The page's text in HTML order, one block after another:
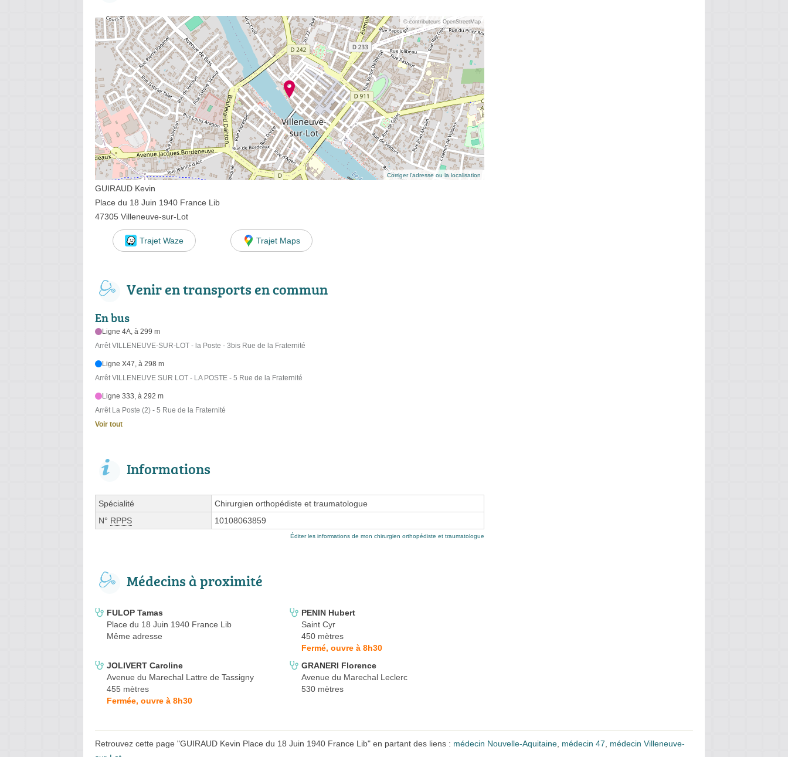
© contributeurs OpenStreetMap
Corriger l’adresse ou la localisation
GUIRAUD Kevin
Place du 18 Juin 1940 France Lib
47305 Villeneuve-sur-Lot
Trajet Waze Trajet Maps
Venir en transports en commun
En bus
Ligne 4A, à 299 m
Arrêt VILLENEUVE-SUR-LOT - la Poste - 3bis Rue de la Fraternité
Ligne X47, à 298 m
Arrêt VILLENEUVE SUR LOT - LA POSTE - 5 Rue de la Fraternité
Ligne 333, à 292 m
Arrêt La Poste (2) - 5 Rue de la Fraternité
Voir tout
Informations
Spécialité
Chirurgien orthopédiste et traumatologue
N° RPPS 10108063859
Éditer les informations de mon chirurgien orthopédiste et traumatologue
Médecins à proximité
FULOP Tamas
Place du 18 Juin 1940 France Lib
Même adresse
PENIN Hubert
Saint Cyr
450 mètres
Fermé, ouvre à 8h30
JOLIVERT Caroline
Avenue du Marechal Lattre de Tassigny
455 mètres
Fermée, ouvre à 8h30
GRANERI Florence
Avenue du Marechal Leclerc
530 mètres
Retrouvez cette page "GUIRAUD Kevin Place du 18 Juin 1940 France Lib" en partant des liens : médecin Nouvelle-Aquitaine médecin 47
médecin Villeneuve-